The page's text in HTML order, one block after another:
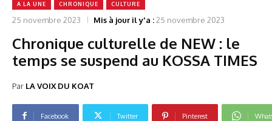
A LA UNE CHRONIQUE CULTURE
25 novembre 2023 Mis à jour il y'a :25 novembre 2023
Chronique culturelle de NEW : le
temps se suspend au KOSSA TIMES
Par LA VOIX DU KOAT
Facebook Twitter Pinterest